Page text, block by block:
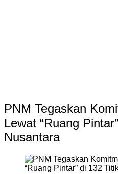
PNM Tegaskan
Lewat “Ruang
Nusantara